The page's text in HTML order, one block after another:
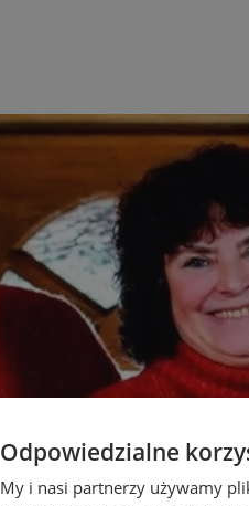
Odpowiedzialne
My i nasi partnerzy używamy